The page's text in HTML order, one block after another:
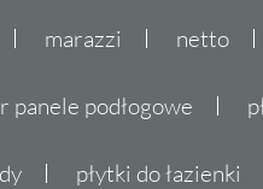
marazzi netto
panele podłogowe
płytki do łazienki